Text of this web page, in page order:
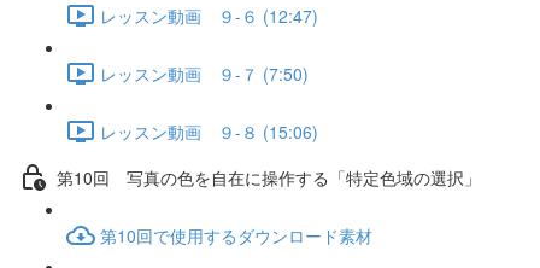
レッスン動画 ９-６ (12:47)
レッスン動画 ９-７ (7:50)
レッスン動画 ９-８ (15:06)
第10回 写真の色を自在に操作する「特定色域の選択」
第10回で使用するダウンロード素材